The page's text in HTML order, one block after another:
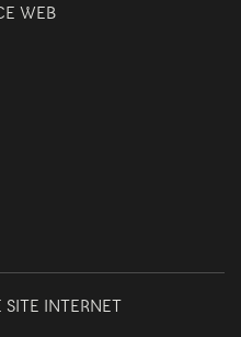
WEB
INTERNET